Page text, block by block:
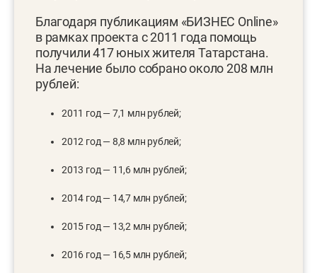
Благодаря публикациям «БИЗНЕС Online»
в рамках проекта с 2011 года помощь
получили 417 юных жителя Татарстана.
На лечение было собрано около 208 млн
рублей:
2011 год — 7,1 млн рублей;
2012 год — 8,8 млн рублей;
2013 год — 11,6 млн рублей;
2014 год — 14,7 млн рублей;
2015 год — 13,2 млн рублей;
2016 год — 16,5 млн рублей;